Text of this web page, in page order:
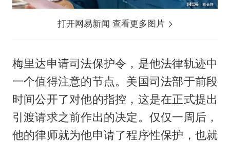
打开网易新闻 查看更多图片
梅里达申请司法保护令，是他法律轨迹中
一个值得注意的节点。美国司法部于前段
时间公开了对他的指控，这是在正式提出
引渡请求之前作出的决定。仅仅一周后，
他的律师就为他申请了程序性保护，也就